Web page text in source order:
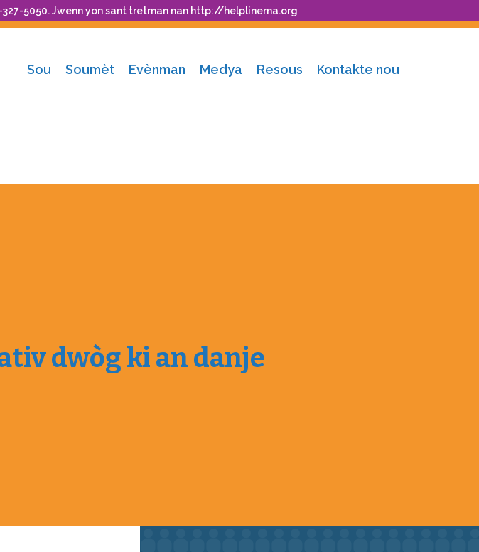
5050. Jwenn yon sant tretman nan http://helplinema.org
Sou Soumèt Evènman Medya Resous Kontakte nou
dwòg ki an danje